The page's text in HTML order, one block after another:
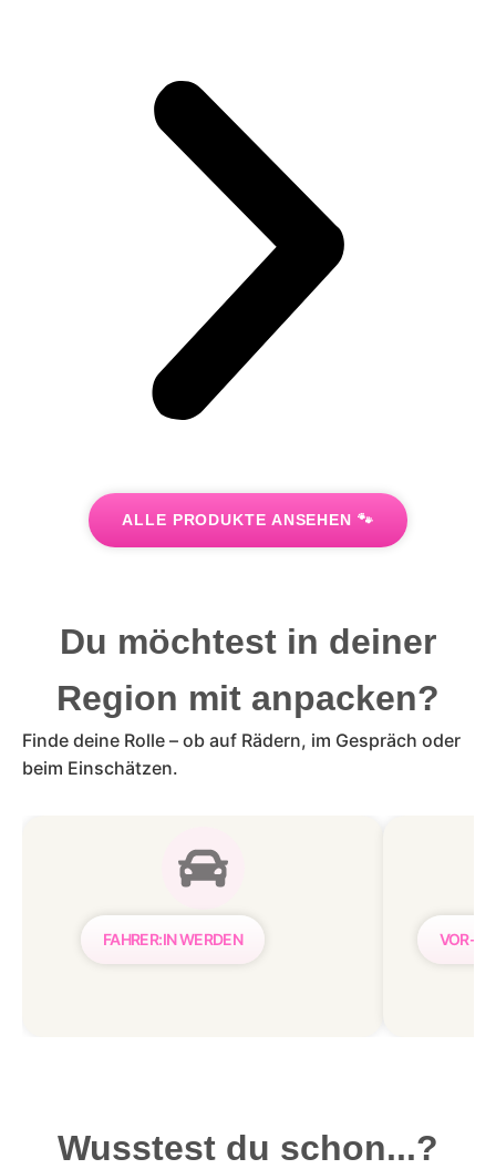
ALLE PRODUKTE ANSEHEN 🐾
Du möchtest in deiner
Region mit anpacken?
Finde deine Rolle – ob auf Rädern, im Gespräch oder
beim Einschätzen.
FAHRER:IN WERDEN VOR- &
Wusstest du schon...?